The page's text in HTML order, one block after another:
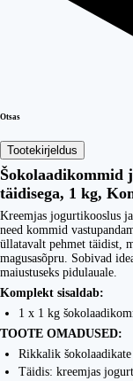
Otsas
Tootekirjeldus
Šokolaadikommid
täidisega, 1 kg,
Kreemjas jogurtikooslus
need kommid
üllatavalt pehmet täidist,
magusasõpru. Sobivad
maiustuseks pidulauale.
Komplekt sisaldab:
1 x 1 kg
TOOTE OMADUSED:
Rikkalik šokolaadikate
Täidis: kreemjas